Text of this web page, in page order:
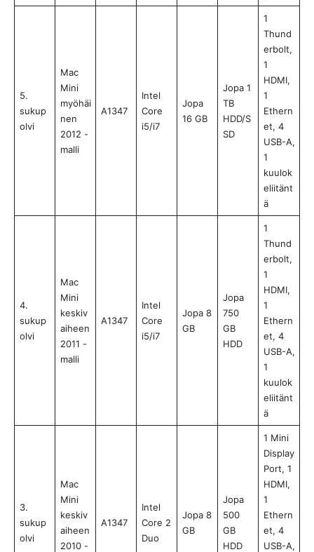
5.
sukup
olvi
Mac
Mini
myöhäi
nen
2012 -
malli
A1347
Intel
Core
i5/i7
Jopa
16 GB
Jopa 1
TB
HDD/S
SD
1
Thund
erbolt,
1
HDMI,
1
Ethern
et, 4
USB-A,
1
kuulok
eliitänt
ä
4.
sukup
olvi
Mac
Mini
keskiv
aiheen
2011 -
malli
A1347
Intel
Core
i5/i7
Jopa 8
GB
Jopa
750
GB
HDD
1
Thund
erbolt,
1
HDMI,
1
Ethern
et, 4
USB-A,
1
kuulok
eliitänt
ä
3.
sukup
olvi
Mac
Mini
keskiv
aiheen
2010 -
A1347
Intel
Core 2
Duo
Jopa 8
GB
Jopa
500
GB
HDD
1 Mini
Display
Port, 1
HDMI,
1
Ethern
et, 4
USB-A,